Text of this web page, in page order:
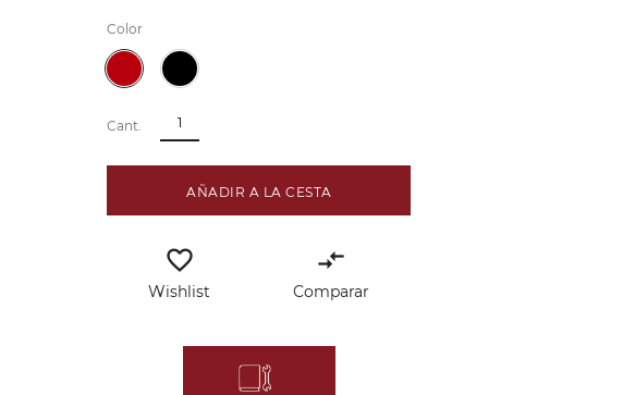
Color
Cant.
AÑADIR A LA CESTA
favorite_border
Wishlist
compare_arrows
Comparar